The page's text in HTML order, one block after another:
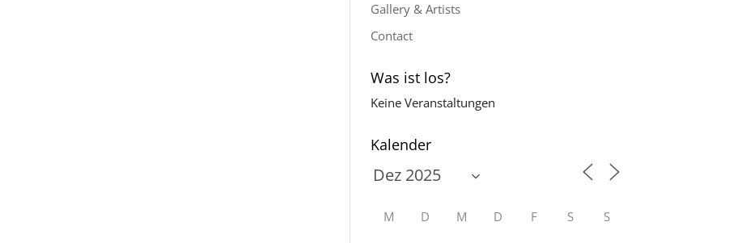
Gallery & Artists
Contact
Was ist los?
Keine Veranstaltungen
Kalender
M D M D F S S